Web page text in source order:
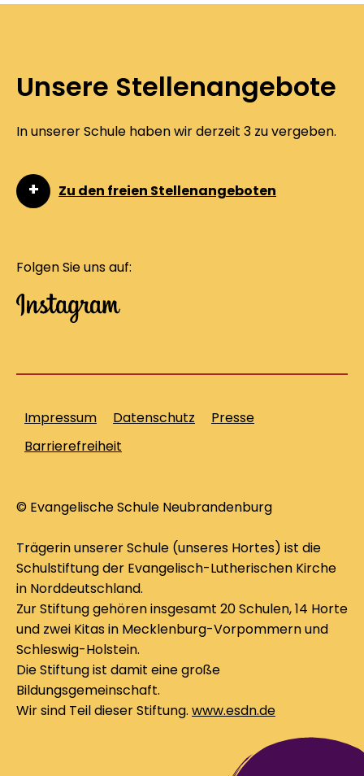
Unsere Stellenangebote
In unserer Schule haben wir derzeit 3 zu vergeben.
Zu den freien Stellenangeboten
Folgen Sie uns auf:
© Evangelische Schule Neubrandenburg
Trägerin unserer Schule (unseres Hortes) ist die
Schulstiftung der Evangelisch-Lutherischen Kirche
in Norddeutschland.
Zur Stiftung gehören insgesamt 20 Schulen, 14 Horte
und zwei Kitas in Mecklenburg-Vorpommern und
Schleswig-Holstein.
Die Stiftung ist damit eine große
Bildungsgemeinschaft.
Wir sind Teil dieser Stiftung. www.esdn.de
Impressum Datenschutz
Presse
Barrierefreiheit